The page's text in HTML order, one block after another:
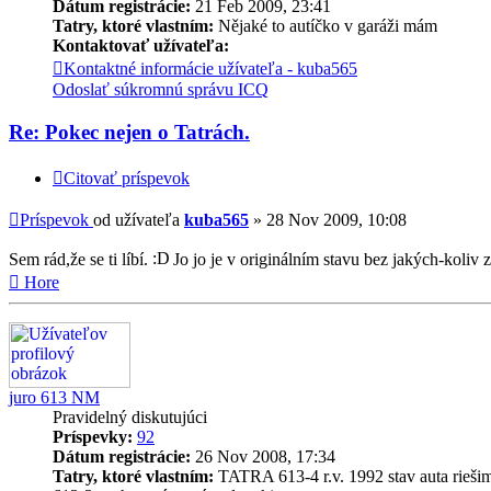
Dátum registrácie: 21 Feb 2009, 23:41
Tatry, ktoré vlastním: Nějaké to autíčko v garáži mám
Kontaktovať užívateľa:
Kontaktné informácie užívateľa - kuba565
Odoslať súkromnú správu ICQ
Re: Pokec nejen o Tatrách.
Citovať príspevok
Príspevok od užívateľa kuba565 » 28 Nov 2009, 10:08
Sem rád,že se ti líbí.
Jo jo je v originálním stavu bez jakých-koliv
Hore
juro 613 NM
Pravidelný diskutujúci
Príspevky: 92
Dátum registrácie: 26 Nov 2008, 17:34
Tatry, ktoré vlastním: TATRA 613-4 r.v. 1992 stav auta